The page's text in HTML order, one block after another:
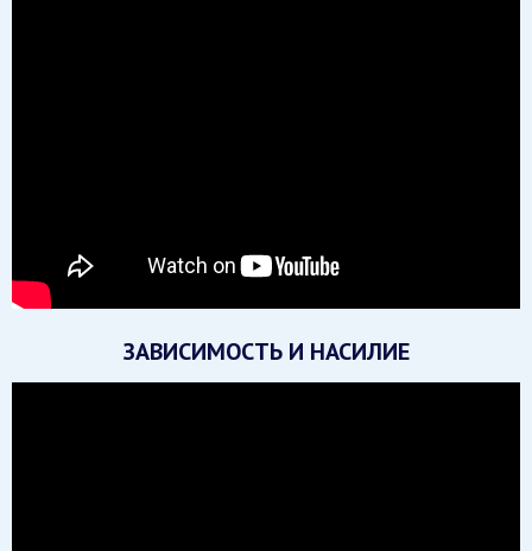
ЗАВИСИМОСТЬ И НАСИЛИЕ